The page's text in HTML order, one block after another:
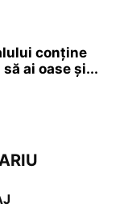
conține
ai oase și...